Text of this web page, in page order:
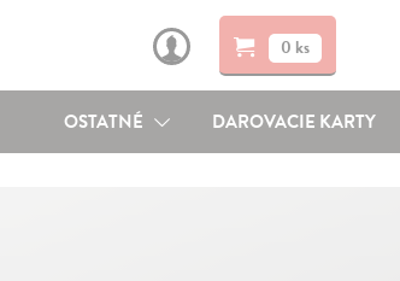
0 ks
OSTATNÉ DAROVACIE KARTY